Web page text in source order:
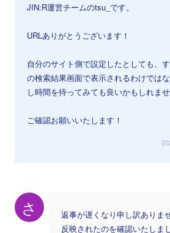
JIN:R運営チームのtsu_です。
URLありがとうございます！
自分のサイト側で設定したとしても、
の検索結果画面で表示されるわけでは
し時間を待ってみても良いかもしれま
ご確認お願いいたします！
さ
返事が遅くなり申し訳ありませ
反映されたのを確認いたしま